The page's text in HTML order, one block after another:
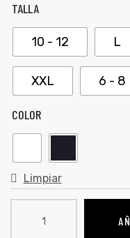
TALLA
10 - 12 L
XXL 6 - 8
COLOR
Limpiar
Store